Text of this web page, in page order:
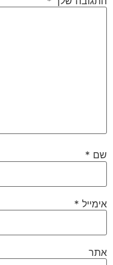
שם *
אימייל *
אתר